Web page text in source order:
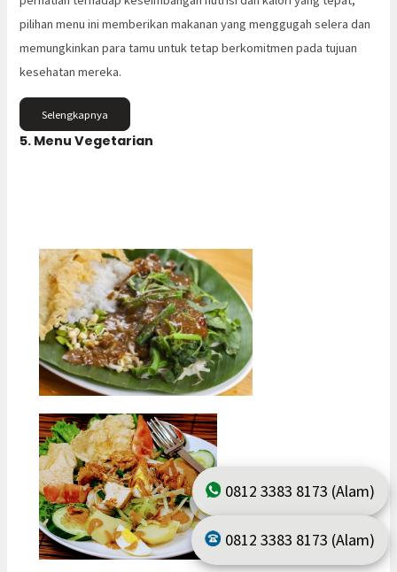
pilihan menu ini memberikan makanan yang menggugah selera dan
memungkinkan para tamu untuk tetap berkomitmen pada tujuan
kesehatan mereka.
Selengkapnya
5. Menu Vegetarian
0812 3383 8173 (Alam)
0812 3383 8173 (Alam)